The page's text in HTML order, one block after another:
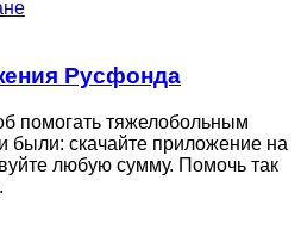
Русфонда
помогать тяжелобольным
были: скачайте приложение на
любую сумму. Помочь так